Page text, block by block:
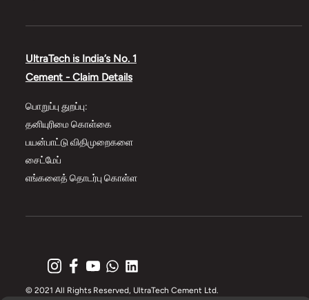
UltraTech is India’s No. 1
Cement - Claim Details
பொறுப்பு துறப்பு:
தனியுரிமை கொள்கை
பயன்பாட்டு விதிமுறைகளை
சைட்மேப்
எங்களைத் தொடர்பு கொள்ள
© 2021 All Rights Reserved, UltraTech Cement Ltd.